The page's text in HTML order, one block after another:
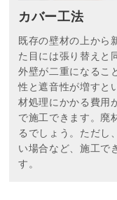
カバー工法
既存の壁材の上から
た目には張り替えと
外壁が二重になるこ
性と遮音性が増すと
材処理にかかる費用
で施工できます。廃
るでしょう。ただし
い場合など、施工で
す。